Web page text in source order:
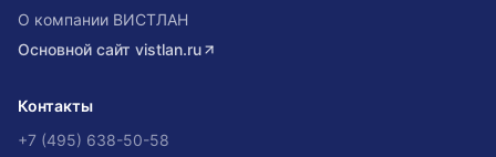
О компании ВИСТЛАН
Основной сайт vistlan.ru
Контакты
+7 (495) 638-50-58